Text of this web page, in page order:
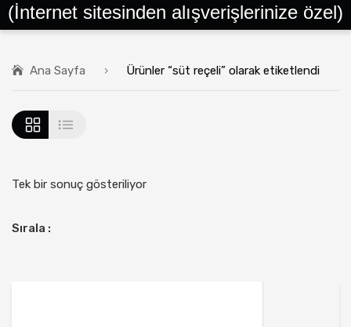
SIPARIŞLER
BALLAR
KAYMAKLAR
HELVALAR
(İnternet sitesinden alışverişlerinize özel)
Ana Sayfa Ürünler “süt reçeli” olarak etiketlendi
Tek bir sonuç gösteriliyor
Sırala :